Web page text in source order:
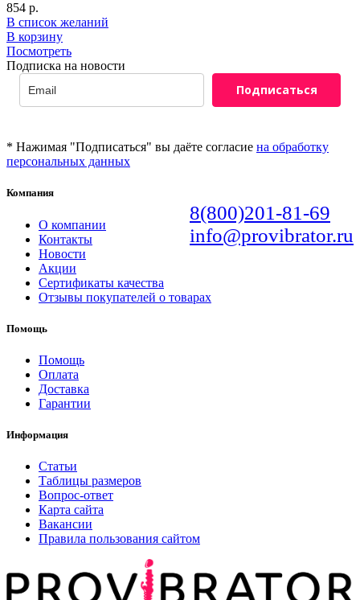
854 р.
В список желаний
В корзину
Посмотреть
Подписка на новости
Подписаться
* Нажимая "Подписаться" вы даёте согласие на обработку
персональных данных
8(800)201-81-69
info@provibrator.ru
Компания
О компании
Контакты
Новости
Акции
Сертификаты качества
Отзывы покупателей о товарах
Помощь
Помощь
Оплата
Доставка
Гарантии
Информация
Статьи
Таблицы размеров
Вопрос-ответ
Карта сайта
Вакансии
Правила пользования сайтом